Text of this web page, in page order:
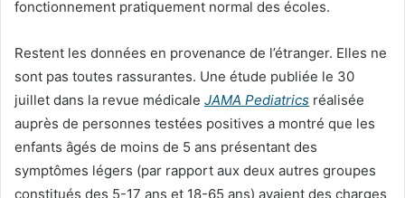
fonctionnement pratiquement normal des écoles.
Restent les données en provenance de l’étranger. Elles ne
sont pas toutes rassurantes. Une étude publiée le 30
juillet dans la revue médicale JAMA Pediatrics réalisée
auprès de personnes testées positives a montré que les
enfants âgés de moins de 5 ans présentant des
symptômes légers (par rapport aux deux autres groupes
constitués des 5-17 ans et 18-65 ans) avaient des charges